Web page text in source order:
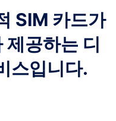
SIM 카드가
공하는 디
스입니다.